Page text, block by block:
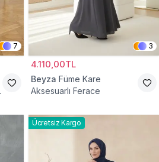
7 3
4.110,00TL
Beyza Füme Kare
Aksesuarlı Ferace
Ücretsiz Kargo